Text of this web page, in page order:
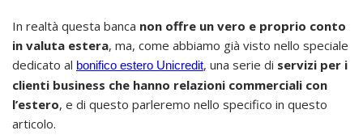
In realtà questa banca non offre un vero e proprio conto
in valuta estera, ma, come abbiamo già visto nello speciale
dedicato al bonifico estero Unicredit, una serie di servizi per i
clienti business che hanno relazioni commerciali con
l’estero, e di questo parleremo nello specifico in questo
articolo.